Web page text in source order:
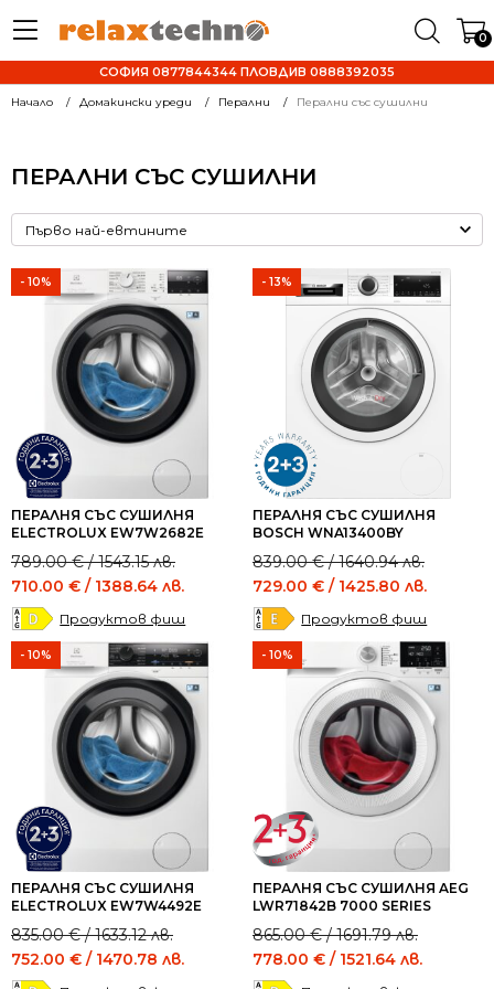
0
СОФИЯ 0877844344 ПЛОВДИВ 0888392035
Начало Домакински уреди Перални Перални със сушилни
ПЕРАЛНИ СЪС СУШИЛНИ
- 10%
ПЕРАЛНЯ СЪС СУШИЛНЯ
ELECTROLUX EW7W2682E
789.00€/ 1543.15 лв.
Original
price
was:
789.00 €
1543.15 лв..
710.00 € / 1388.64 лв.
Current
price
is:
710.00 €
1388.64 лв..
Продуктов фиш
- 13%
ПЕРАЛНЯ СЪС СУШИЛНЯ
BOSCH WNA13400BY
839.00€/ 1640.94 лв.
Original
price
was:
839.00 €
1640.94 лв..
729.00 € / 1425.80 лв.
Current
price
is:
729.00 €
1425.80 лв..
Продуктов фиш
- 10%
ПЕРАЛНЯ СЪС СУШИЛНЯ
ELECTROLUX EW7W4492E
835.00€/ 1633.12 лв.
Original
price
was:
752.00 € / 1470.78 лв.
Current
price
is:
- 10%
ПЕРАЛНЯ СЪС СУШИЛНЯ AEG
LWR71842B 7000 SERIES
865.00€/ 1691.79 лв.
Original
price
was:
778.00 € / 1521.64 лв.
Current
price
is: